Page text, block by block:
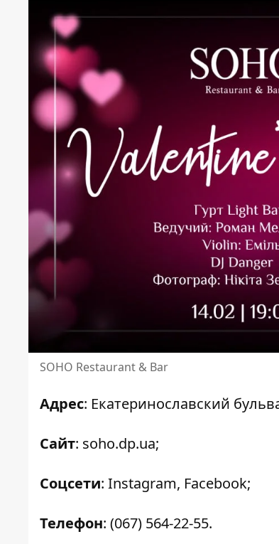
SOHO Restaurant & Bar
Адрес: Екатеринославский
Сайт: soho.dp.ua;
Соцсети: Instagram, Facebook;
Телефон: (067) 564-22-55.